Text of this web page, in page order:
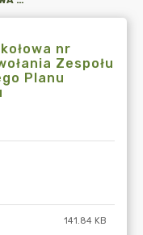
nr
Zespołu
Planu
141.84 KB